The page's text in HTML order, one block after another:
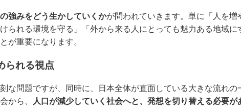
強みをどう生かしていくかが問われていきます。単に「人を増
られる環境を守る」「外から来る人にとっても魅力ある地域
が重要になります。
られる視点
な問題ですが、同時に、日本全体が直面している大きな流れの
から、
人口が減少していく社会へと、発想を切り替える必要が